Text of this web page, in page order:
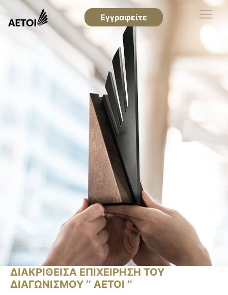
Εγγραφείτε
ΔΙΑΚΡΙΘΕΙΣΑ ΕΠΙΧΕΙΡΗΣΗ ΤΟΥ
ΔΙΑΓΩΝΙΣΜΟΥ ‘’ ΑΕΤΟΙ ‘’